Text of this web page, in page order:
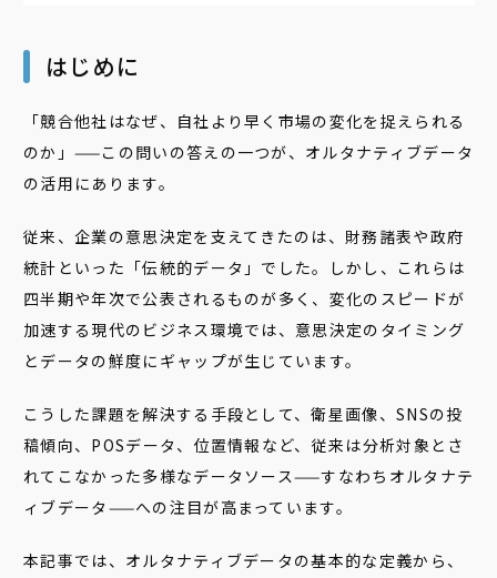
はじめに
「競合他社はなぜ、自社より早く市場の変化を捉えられる
のか」——この問いの答えの一つが、オルタナティブデータ
の活用にあります。
従来、企業の意思決定を支えてきたのは、財務諸表や政府
統計といった「伝統的データ」でした。しかし、これらは
四半期や年次で公表されるものが多く、変化のスピードが
加速する現代のビジネス環境では、意思決定のタイミング
とデータの鮮度にギャップが生じています。
こうした課題を解決する手段として、衛星画像、SNSの投
稿傾向、POSデータ、位置情報など、従来は分析対象とさ
れてこなかった多様なデータソース——すなわちオルタナテ
ィブデータ——への注目が高まっています。
本記事では、オルタナティブデータの基本的な定義から、